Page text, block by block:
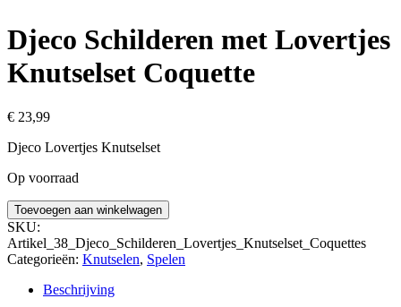
Djeco Schilderen met Lovertjes
Knutselset Coquette
€ 23,99
Djeco Lovertjes Knutselset
Op voorraad
Djeco
Schilderen
met
Lovertjes
Knutselset
Coquette
Toevoegen aan winkelwagen
SKU:
Artikel_38_Djeco_Schilderen_Lovertjes_Knutselset_Coquettes
Categorieën: Knutselen, Spelen
Beschrijving